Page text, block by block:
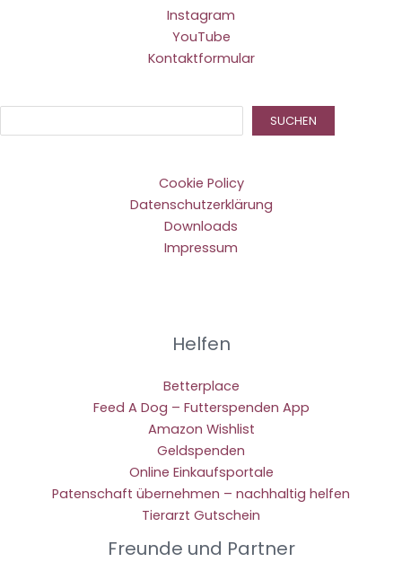
Instagram
YouTube
Kontaktformular
SUCHEN
Cookie Policy
Datenschutzerklärung
Downloads
Impressum
Helfen
Betterplace
Feed A Dog – Futterspenden App
Amazon Wishlist
Geldspenden
Online Einkaufsportale
Patenschaft übernehmen – nachhaltig helfen
Tierarzt Gutschein
Freunde und Partner